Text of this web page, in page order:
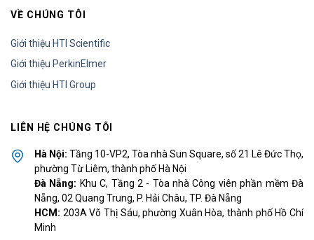
VỀ CHÚNG TÔI
Giới thiệu HTI Scientific
Giới thiệu PerkinElmer
Giới thiệu HTI Group
LIÊN HỆ CHÚNG TÔI
Hà Nội: Tầng 10-VP2, Tòa nhà Sun Square, số 21 Lê Đức Thọ,
phường Từ Liêm, thành phố Hà Nội
Đà Nẵng: Khu C, Tầng 2 - Tòa nhà Công viên phần mềm Đà
Nẵng, 02 Quang Trung, P. Hải Châu, TP. Đà Nẵng
HCM: 203A Võ Thị Sáu, phường Xuân Hòa, thành phố Hồ Chí
Minh